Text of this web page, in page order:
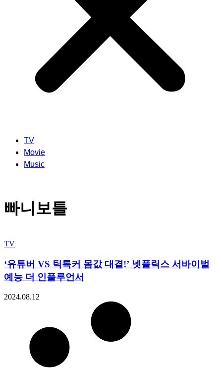
TV
Movie
Music
빠니보틀
TV
‘유튜버 VS 틱톡커 몸값 대결!’ 넷플릭스 서바이벌
예능 더 인플루언서
2024.08.12